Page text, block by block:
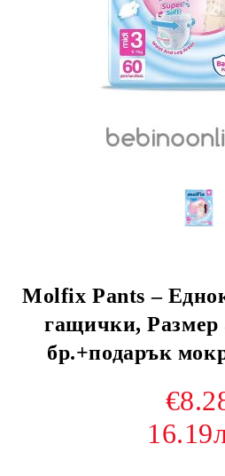
Molfix Pants –
гащички, Размер
бр.+подарък